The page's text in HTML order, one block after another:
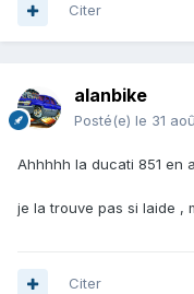
Citer
alanbike
Posté(e) le 31
Ahhhhh la ducati 851 en
je la trouve pas si laide ,
Citer